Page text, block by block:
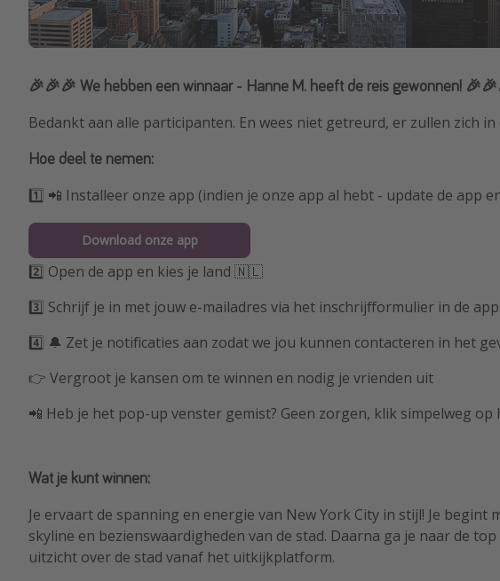
🎉🎉🎉 We hebben een winnaar - Hanne M. heeft de reis gewonnen!
Bedankt aan alle participanten. En wees niet getreurd, er zullen zich
Hoe deel te nemen:
1️⃣ 📲 Installeer onze app (indien je onze app al hebt - update de app
Download onze app
2️⃣ Open de app en kies je land 🇳🇱
3️⃣ Schrijf je in met jouw e-mailadres via het inschrijfformulier in de
4️⃣ 🔔 Zet je notificaties aan zodat we jou kunnen contacteren in het
👉 Vergroot je kansen om te winnen en nodig je vrienden uit
📲 Heb je het pop-up venster gemist? Geen zorgen, klik simpelweg
Wat je kunt winnen:
Je ervaart de spanning en energie van New York City in stijl! Je
skyline en bezienswaardigheden van de stad. Daarna ga je naar de
uitzicht over de stad vanaf het uitkijkplatform.